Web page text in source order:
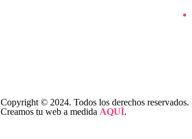
Copyright © 2024. Todos los derechos reservados.
Creamos tu web a medida AQUÍ.